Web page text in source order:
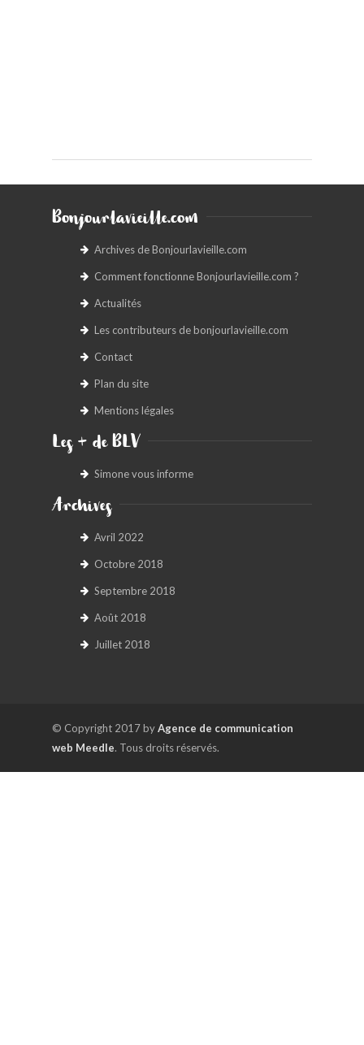
Bonjourlavieille.com
Archives de Bonjourlavieille.com
Comment fonctionne Bonjourlavieille.com ?
Actualités
Les contributeurs de bonjourlavieille.com
Contact
Plan du site
Mentions légales
Les + de BLV
Simone vous informe
Archives
Avril 2022
Octobre 2018
Septembre 2018
Août 2018
Juillet 2018
© Copyright 2017 byAgence de communication
web Meedle. Tous droits réservés.